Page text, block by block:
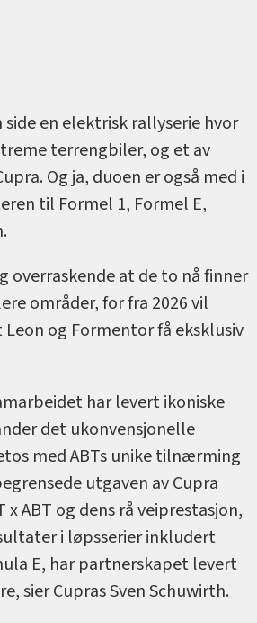
side en elektrisk rallyserie hvor
terrengbiler, og et av
Og ja, duoen er også med i
til Formel 1, Formel E,
overraskende at de to nå finner
områder, for fra 2026 vil
og Formentor få eksklusiv
har levert ikoniske
det ukonvensjonelle
med ABTs unike tilnærming
utgaven av Cupra
x ABT og dens rå veiprestasjon,
i løpsserier inkludert
E, har partnerskapet levert
sier Cupras Sven Schuwirth.